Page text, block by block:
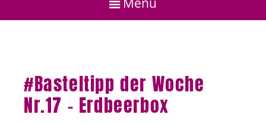
#Basteltipp der Woche
Nr.17 – Erdbeerbox